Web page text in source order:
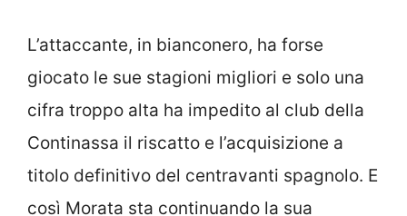
L’attaccante, in bianconero, ha forse
giocato le sue stagioni migliori e solo una
cifra troppo alta ha impedito al club della
Continassa il riscatto e l’acquisizione a
titolo definitivo del centravanti spagnolo. E
così Morata sta continuando la sua